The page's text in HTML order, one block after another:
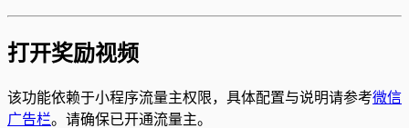
打开奖励视频
该功能依赖于小程序流量主权限，具体配置与说明请参考微信
广告栏。请确保已开通流量主。